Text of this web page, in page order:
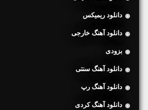
دانلود ریمیکس
دانلود آهنگ خارجی
بزودی
دانلود آهنگ سنتی
دانلود آهنگ رپ
دانلود آهنگ کردی